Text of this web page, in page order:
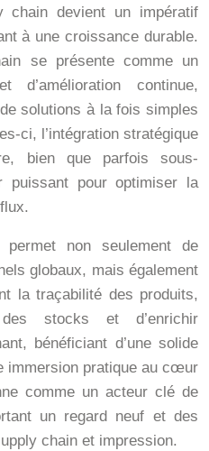
chain devient un impératif
à une croissance durable.
se présente comme un
d’amélioration continue,
solutions à la fois simples
ci, l’intégration stratégique
bien que parfois sous-
puissant pour optimiser la
permet non seulement de
globaux, mais également
la traçabilité des produits,
stocks et d’enrichir
bénéficiant d’une solide
immersion pratique au cœur
comme un acteur clé de
un regard neuf et des
chain et impression.